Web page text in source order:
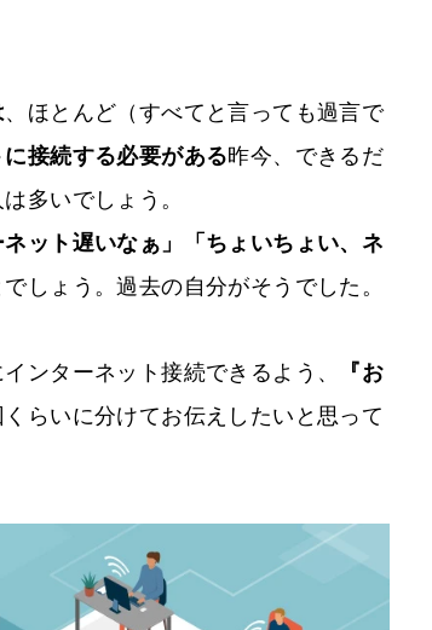
、ほとんど（すべてと言っても過言で
接続する必要がある昨今、できるだ
多いでしょう。
ネット遅いなぁ」「ちょいちょい、ネ
しょう。過去の自分がそうでした。
ンターネット接続できるよう、
『お
くらいに分けてお伝えしたいと思って